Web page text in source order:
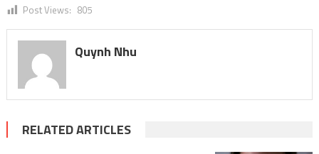
Post Views: 805
Quynh Nhu
RELATED ARTICLES